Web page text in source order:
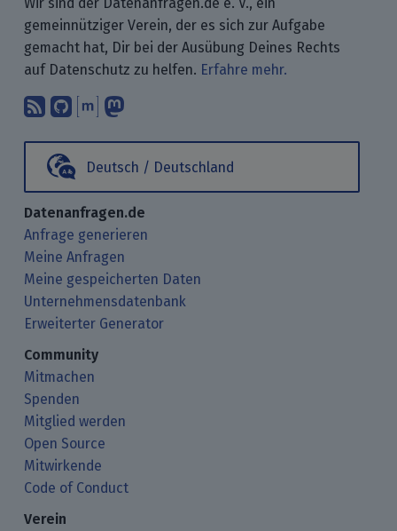
gemeinnütziger Verein, der es sich zur Aufgabe
gemacht hat, Dir bei der Ausübung Deines Rechts
auf Datenschutz zu helfen. Erfahre mehr.
Abonniere unsere Blogbeiträge mit
Finde uns bei GitHub.
Unterhalte Dich mit uns über
Deutsch / Deutschland
Datenanfragen.de
Anfrage generieren
Meine Anfragen
Meine gespeicherten Daten
Unternehmensdatenbank
Erweiterter Generator
Community
Mitmachen
Spenden
Mitglied werden
Open Source
Mitwirkende
Code of Conduct
Verein